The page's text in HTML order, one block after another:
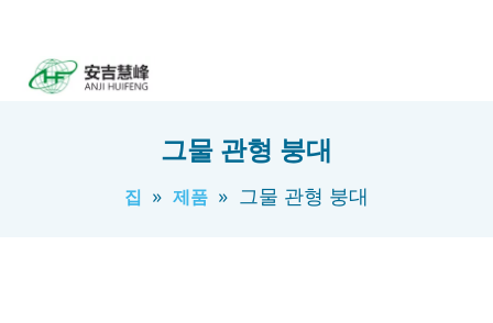
그물 관형 붕대
집 » 제품 » 그물 관형 붕대